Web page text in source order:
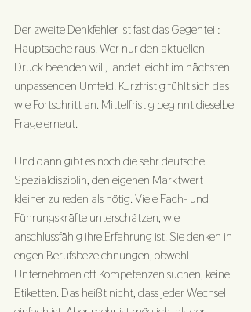
Der zweite Denkfehler ist fast das Gegenteil:
Hauptsache raus. Wer nur den aktuellen
Druck beenden will, landet leicht im nächsten
unpassenden Umfeld. Kurzfristig fühlt sich das
wie Fortschritt an. Mittelfristig beginnt dieselbe
Frage erneut.
Und dann gibt es noch die sehr deutsche
Spezialdisziplin, den eigenen Marktwert
kleiner zu reden als nötig. Viele Fach- und
Führungskräfte unterschätzen, wie
anschlussfähig ihre Erfahrung ist. Sie denken in
engen Berufsbezeichnungen, obwohl
Unternehmen oft Kompetenzen suchen, keine
Etiketten. Das heißt nicht, dass jeder Wechsel